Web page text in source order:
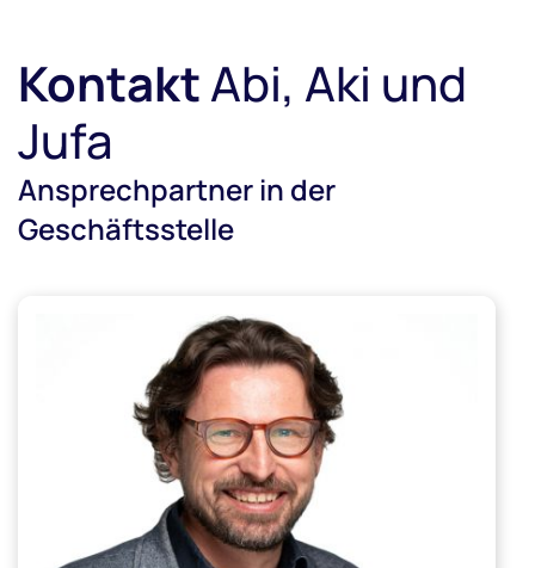
KontaktAbi, Aki und
Jufa
Ansprechpartner in der
Geschäftsstelle